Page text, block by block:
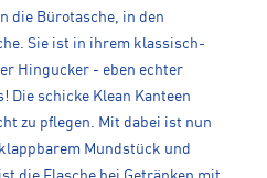
die Bürotasche, in den
Sie ist in ihrem klassisch-
Hingucker - eben echter
Die schicke Klean Kanteen
zu pflegen. Mit dabei ist nun
Mundstück und